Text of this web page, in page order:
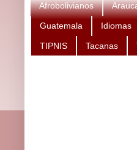
Afrobolivianos
Guatemala Idiomas
TIPNIS Tacanas